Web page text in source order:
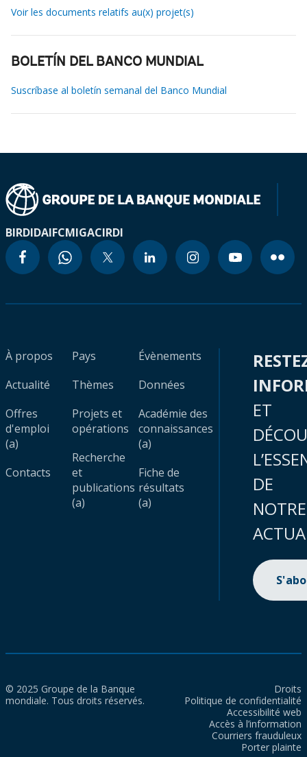
Voir les documents relatifs au(x) projet(s)
BOLETÍN DEL BANCO MUNDIAL
Suscríbase al boletín semanal del Banco Mundial
BIRDIDAIFCMIGACIRDI
À propos
Actualité
Offres
d'emploi
(a)
Contacts
Pays
Thèmes
Projets et
opérations
Recherche
et
publications
(a)
Évènements
Données
Académie des
connaissances
(a)
Fiche de
résultats
(a)
ET
DE
NOTRE
© 2025 Groupe de la Banque
mondiale. Tous droits réservés.
Droits
Politique de confidentialité
Accessibilité web
Accès à l’information
Courriers frauduleux
Porter plainte